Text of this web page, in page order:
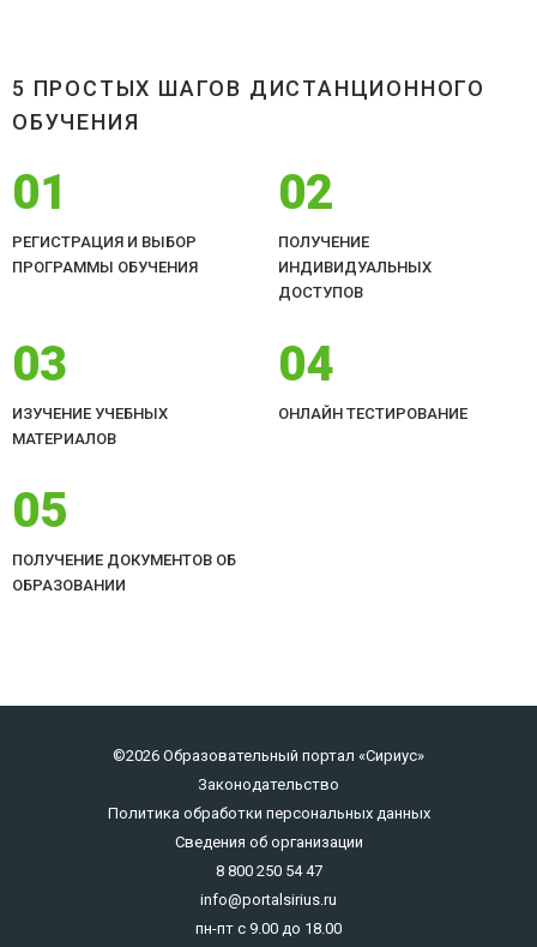
5 ПРОСТЫХ ШАГОВ ДИСТАНЦИОННОГО
ОБУЧЕНИЯ
01
РЕГИСТРАЦИЯ И ВЫБОР
ПРОГРАММЫ ОБУЧЕНИЯ
02
ПОЛУЧЕНИЕ
ИНДИВИДУАЛЬНЫХ
ДОСТУПОВ
03
ИЗУЧЕНИЕ УЧЕБНЫХ
МАТЕРИАЛОВ
04
ОНЛАЙН ТЕСТИРОВАНИЕ
05
ПОЛУЧЕНИЕ ДОКУМЕНТОВ ОБ
ОБРАЗОВАНИИ
©2026 Образовательный портал «Сириус»
Законодательство
Политика обработки персональных данных
Сведения об организации
8 800 250 54 47
info@portalsirius.ru
пн-пт с 9.00 до 18.00